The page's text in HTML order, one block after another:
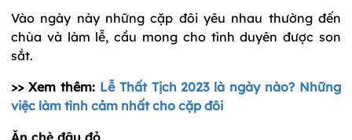
Vào ngày này những cặp đôi yêu nhau thường đến
chùa và làm lễ, cầu mong cho tình duyên được son
sắt.
>> Xem thêm: Lễ Thất Tịch 2023 là ngày nào? Những
việc làm tình cảm nhất cho cặp đôi